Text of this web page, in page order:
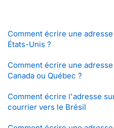
Comment écrire une
États-Unis ?
Comment écrire une
Canada ou Québec ?
Comment écrire l'adresse
courrier vers le Brésil